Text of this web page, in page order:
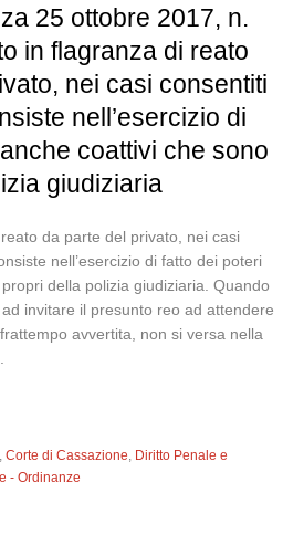
25 ottobre 2017, n.
in flagranza di reato
nei casi consentiti
nell’esercizio di
coattivi che sono
giudiziaria
da parte del privato, nei casi
nell’esercizio di fatto dei poteri
della polizia giudiziaria. Quando
invitare il presunto reo ad attendere
avvertita, non si versa nella
,Corte di Cassazione, Diritto Penale e
- Ordinanze